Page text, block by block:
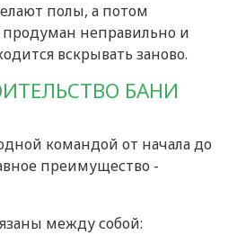
полы, а потом
продуман неправильно и
вскрывать заново.
БАНИ
командой от начала до
преимущество -
между собой: